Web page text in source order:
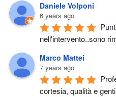
Daniele Volponi
6 years ago
nell'intervento..sono
Marco Mattei
7 years ago
cortesia, qualità e